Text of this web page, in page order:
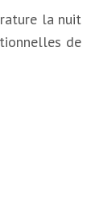
la nuit
de